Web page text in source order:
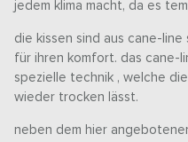
jedem klima macht, da es
die kissen sind aus cane-
für ihren komfort. das cane-
spezielle technik , welche
wieder trocken lässt.
neben dem hier